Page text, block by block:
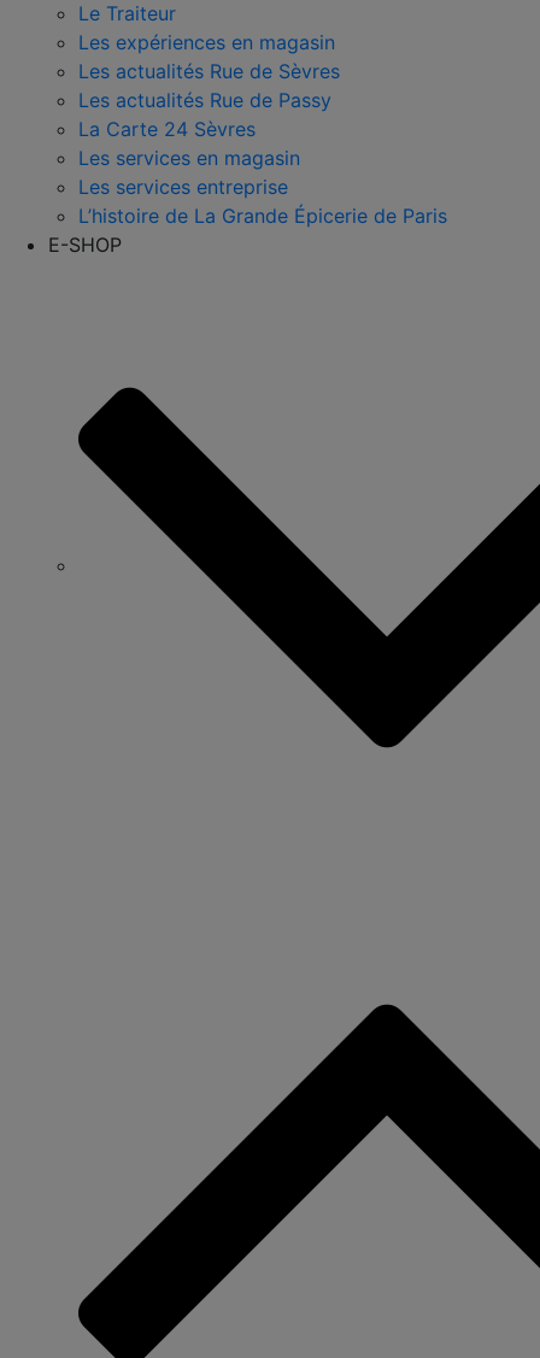
Le Traiteur
Les expériences en magasin
Les actualités Rue de Sèvres
Les actualités Rue de Passy
La Carte 24 Sèvres
Les services en magasin
Les services entreprise
L’histoire de La Grande Épicerie de Paris
E-SHOP